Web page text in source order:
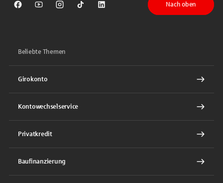
Sparkasse auf Facebook
Sparkasse auf Youtube
Sparkasse auf Instagram
Sparkasse auf TikTok
Sparkasse auf LinkedIn
Nach oben
Beliebte Themen
Girokonto
Kontowechselservice
Privatkredit
Baufinanzierung